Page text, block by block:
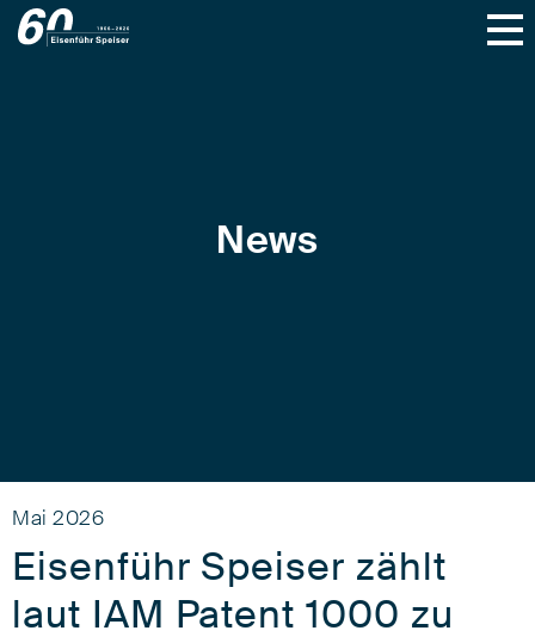
News
Mai 2026
Eisenführ Speiser zählt
laut IAM Patent 1000 zu